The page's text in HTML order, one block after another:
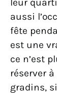
leur
aussi
fête
est une
ce n’est
réserver
gradins,